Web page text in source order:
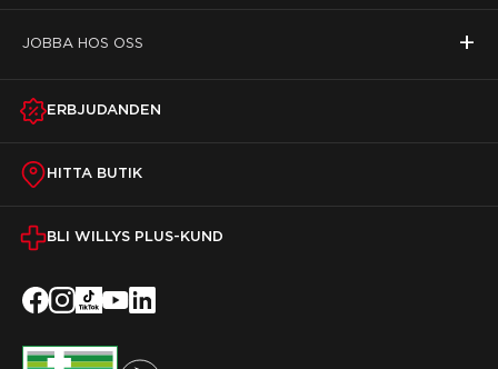
JOBBA HOS OSS +
ERBJUDANDEN
HITTA BUTIK
BLI WILLYS PLUS-KUND